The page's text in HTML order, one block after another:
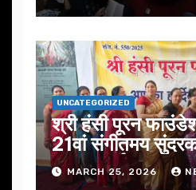
UNCATEGORIZED
श्री हंसी पूरन
21वां संगीतमय
सफलतापूर्वक संपन्न
MARCH 25, 2026